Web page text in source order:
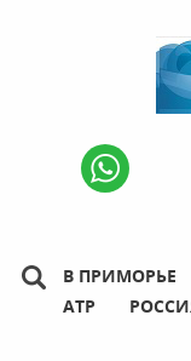
В ПРИМОРЬЕ
АТР